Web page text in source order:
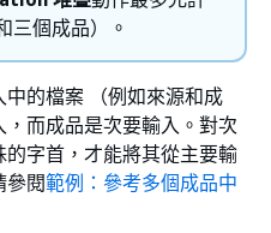
三個成品）。
的檔案 （例如來源和成
而成品是次要輸入。對次
字首，才能將其從主要輸
參閱範例：參考多個成品中